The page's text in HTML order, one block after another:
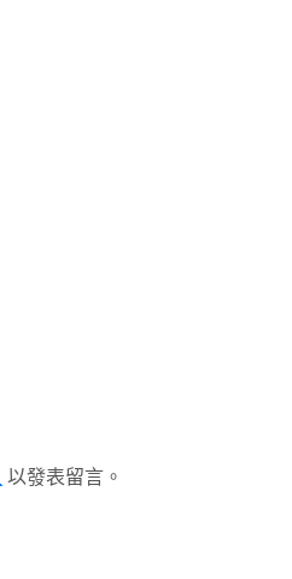
以發表留言。